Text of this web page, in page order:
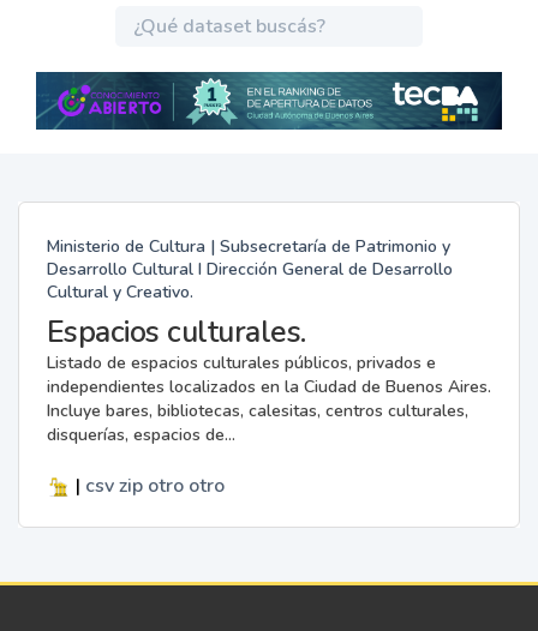
Ministerio de Cultura | Subsecretaría de Patrimonio y
Desarrollo Cultural I Dirección General de Desarrollo
Cultural y Creativo.
Espacios culturales.
Listado de espacios culturales públicos, privados e
independientes localizados en la Ciudad de Buenos Aires.
Incluye bares, bibliotecas, calesitas, centros culturales,
disquerías, espacios de...
| csv zip otro otro